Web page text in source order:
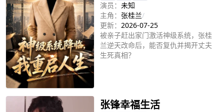
演员： 未知
主角： 张桂兰/
更新： 2026-07-25
被亲子赶出家门激活神级系统，张桂
兰逆天改命后，能否复仇并揭开丈夫
生死真相？
张锋幸福生活